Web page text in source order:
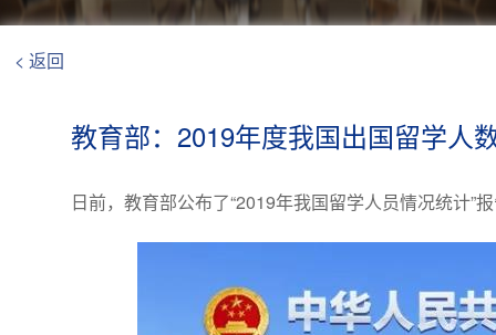
< 返回
教育部：2019年度我国出国留学人
日前，教育部公布了“2019年我国留学人员情况统计”